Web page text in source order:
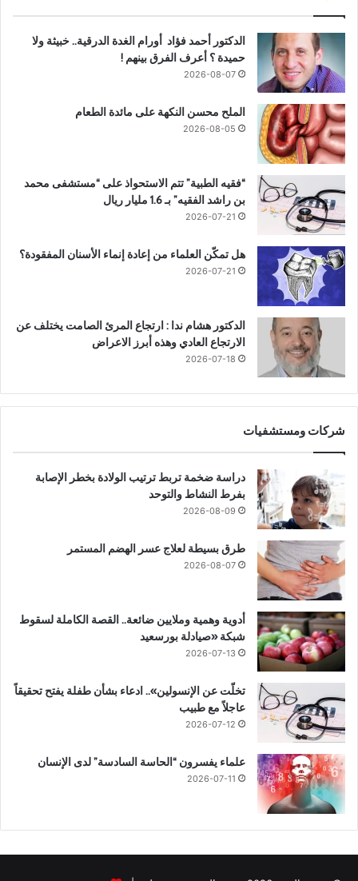
الدكتور أحمد فؤاد أورام الغدة الدرقية.. خبيثة ولا
حميدة ؟ أعرف الفرق بينهم !
2026-08-07
الملح محسن النكهة على مائدة الطعام
2026-08-05
“فقيه الطبية” تتم الاستحواذ على “مستشفى محمد
بن راشد الفقيه” بـ 1.6 مليار ريال
2026-07-21
هل تمكّن العلماء من إعادة إنماء الأسنان المفقودة؟
2026-07-21
الدكتور هشام ندا : ارتجاع المرئ الصامت يختلف عن
الارتجاع العادي وهذه أبرز الاعراض
2026-07-18
شركات ومستشفيات
دراسة ضخمة تربط ترتيب الولادة بخطر الإصابة
بفرط النشاط والتوحد
2026-08-09
طرق بسيطة لعلاج عسر الهضم المستمر
2026-08-07
أدوية وهمية وملايين ضائعة.. القصة الكاملة لسقوط
شبكة «صيادلة بورسعيد
2026-07-13
تخلّت عن الإنسولين».. ادعاء بشأن طفلة يفتح تحقيقاً
عاجلاً مع طبيب
2026-07-12
علماء يفسرون “الحاسة السادسة” لدى الإنسان
2026-07-11